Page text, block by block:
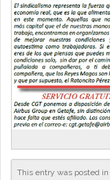
This entry was posted in